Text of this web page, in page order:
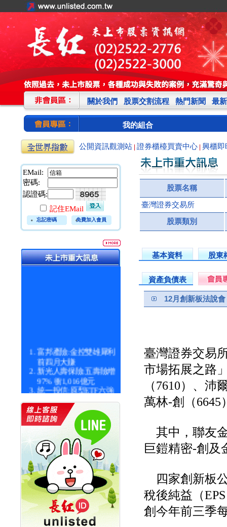
關於我們 股票交割流程 熱門新聞 最
我的組合
公開資訊觀測站 證券櫃檯買賣中心 興櫃即
EMail:
密碼:
認證碼:
記住EMail
忘記密碼 免費加入會員
富邦產險:金控雙雄犀利
前四月大賺
新光人壽保險:五壽險增
97% 衝1,016億元
統一投信:原型ETF六強
統一投信:主動式ETF溢
價 被盯上
新光人壽保險:新壽Q1外
價金將達996億
宇辰系統科技:宇辰業績
創新高 啟動興櫃轉上櫃
計畫
明緯企業:明緯永續科技
競賽 以電源驅動善的力
量
秀育企業:秀育SHO-U儲
能系統 獲國內首張CNS
認證
股票名稱
臺灣證券交易所
股票類別
基本資料 股東
資產負債表
12月創新板法說
臺灣證券交易
市場拓展之路
（7610）、
萬林-創（6645
其中，聯友
巨鎧精密-創及
四家創新板
稅後純益（
創今年前三季